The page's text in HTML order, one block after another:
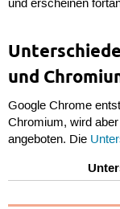
und erscheinen
und
Google Chrome
Chromium, wird
angeboten. Die